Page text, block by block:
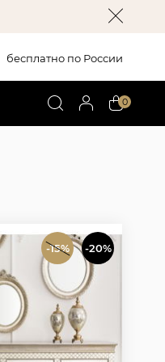
бесплатно по России
0
-15% -20%